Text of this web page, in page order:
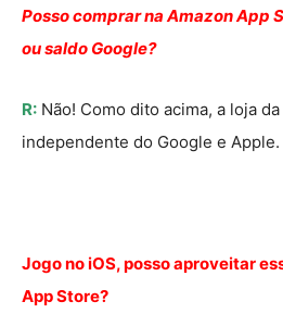
Posso comprar na Amazon App
ou saldo Google?
R: Não! Como dito acima, a loja
independente do Google e Apple.
Jogo no iOS, posso aproveitar
App Store?